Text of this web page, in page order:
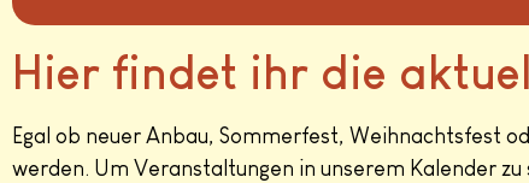
Hier findet ihr die
Egal ob neuer Anbau, Sommerfest, Weihnachtsfest
werden. Um Veranstaltungen in unserem Kalender zu